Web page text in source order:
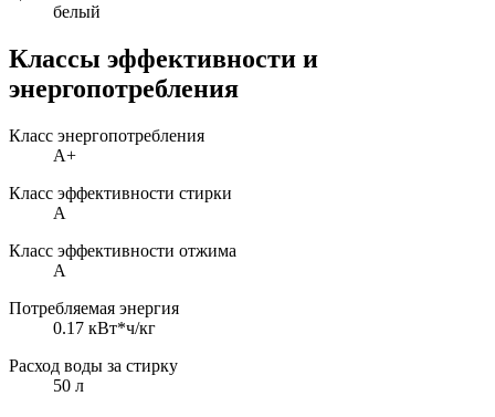
белый
Классы эффективности и
энергопотребления
Класс энергопотребления
A+
Класс эффективности стирки
A
Класс эффективности отжима
A
Потребляемая энергия
0.17 кВт*ч/кг
Расход воды за стирку
50 л